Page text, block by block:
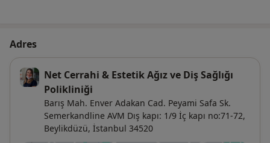
Adres
Net Cerrahi & Estetik Ağız ve Diş Sağlığı
Polikliniği
Barış Mah. Enver Adakan Cad. Peyami Safa Sk.
Semerkandline AVM Dış kapı: 1/9 İç kapı no:71-72,
Beylikdüzü, İstanbul 34520